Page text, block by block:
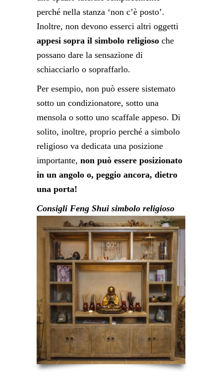
perché nella stanza ‘non c’è posto’.
Inoltre, non devono esserci altri oggetti
appesi sopra il simbolo religioso che
possano dare la sensazione di
schiacciarlo o sopraffarlo.
Per esempio, non può essere sistemato
sotto un condizionatore, sotto una
mensola o sotto uno scaffale appeso. Di
solito, inoltre, proprio perché a simbolo
religioso va dedicata una posizione
importante, non può essere posizionato
in un angolo o, peggio ancora, dietro
una porta!
Consigli Feng Shui simbolo religioso